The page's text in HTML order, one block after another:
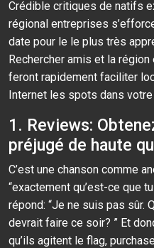
Crédible critiques de natifs
régional entreprises
date pour le le plus très
Rechercher amis et la
feront rapidement faciliter
Internet les spots dans votre
1. Reviews:
préjugé de haute
C’est une chanson comme
“exactement qu’est-ce que
répond: “Je ne suis pas sûr.
devrait faire ce soir? ” Et
qu’ils agitent le flag,